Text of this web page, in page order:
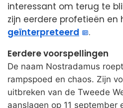
interessant om terug te
zijn eerdere profetieën en
geïnterpreteerd
.
Eerdere voorspellingen
De naam Nostradamus
rampspoed en chaos. Zijn
uitbreken van de Tweede
aanslagen op 11 september